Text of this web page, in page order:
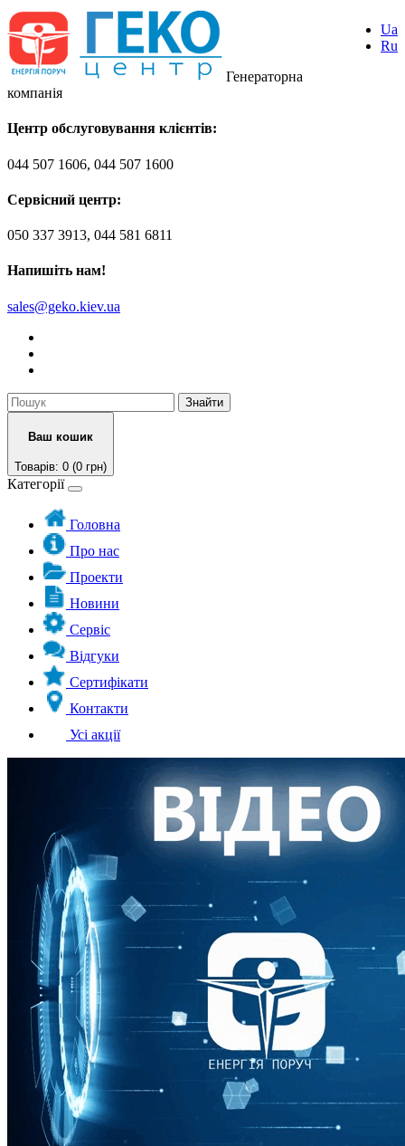
Ua
Ru
Генераторна
компанія
Центр обслуговування клієнтів:
044 507 1606, 044 507 1600
Сервісний центр:
050 337 3913, 044 581 6811
Напишіть нам!
sales@geko.kiev.ua
Знайти
Ваш кошик
Товарів: 0 (0 грн)
Категорії
Головна
Про нас
Проекти
Новини
Сервіс
Відгуки
Сертифікати
Контакти
Усі акції